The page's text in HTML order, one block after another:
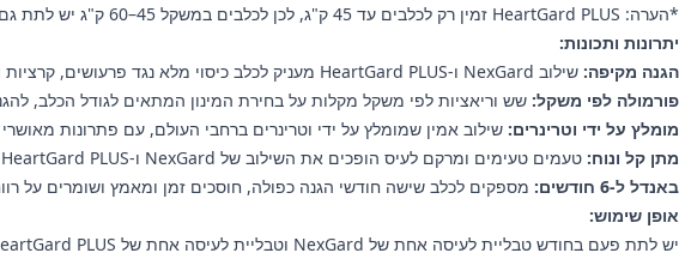
*הערה: HeartGard PLUS זמין רק לכלבים עד 45 ק"ג, לכן לכלבים במשקל 45–60 ק"ג יש לתת גם אריזת HeartGard Blue וגם HeartGard Brown בהתאם להנחיית הווטרינר/ית.
יתרונות ותכונות:
הגנה מקיפה: שילוב NexGard ו-HeartGard PLUS מעניק לכלב כיסוי מלא נגד פרעושים, קרציות ותולעי לב – לשמירה על בריאותו ואיכות חייו.
פורמולה לפי משקל: שש וריאציות לפי משקל מקלות על בחירת המינון המתאים לגודל הכלב,
מומלץ על ידי וטרינרים: שילוב אמין שמומלץ על ידי וטרינרים ברחבי העולם, עם פתרונות מאושרי FDA לשמירה על כלב בריא וללא טפילים.
מתן קל ונוח: טעמים טעימים ומרקם לעיס הופכים את השילוב של NexGard ו-HeartGard PLUS לשגרה חודשית פשוטה.
באנדל ל-6 חודשים:
מספקים לכלב שישה חודשי הגנה כפולה, חוסכים זמן ומאמץ ושומרים על
אופן שימוש:
יש לתת פעם בחודש טבליית לעיסה אחת של NexGard וטבליית לעיסה אחת של HeartGard PLUS, בהתאם לטווח המשקל של הכלב. יש לפעול תמיד לפי ההנחיות שעל גבי האריזה ולהתייעץ עם הווטרינר/ית בכל שאלה או חשש.